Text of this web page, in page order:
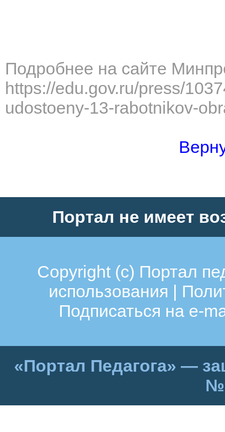
Подробнее на сайте
https://edu.gov.ru/press/
udostoeny-13-rabotnikov-
Портал не имеет
Copyright (c) Портал
использования |
Подписаться на e-
«Портал Педагога» —